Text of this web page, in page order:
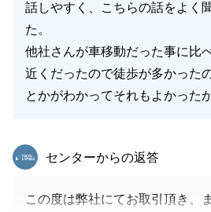
話しやすく、こちらの話をよく
た。
他社さんが車移動だった事に比
近くだったので徒歩が多かった
とかがわかってそれもよかった
東急リバブル
センターからの返答
この度は弊社にてお取引頂き、